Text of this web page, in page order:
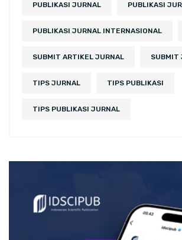
PUBLIKASI JURNAL PUBLIKASI
PUBLIKASI JURNAL INTERNASIONAL
SUBMIT ARTIKEL JURNAL SUBMIT
TIPS JURNAL TIPS PUBLIKASI
TIPS PUBLIKASI JURNAL